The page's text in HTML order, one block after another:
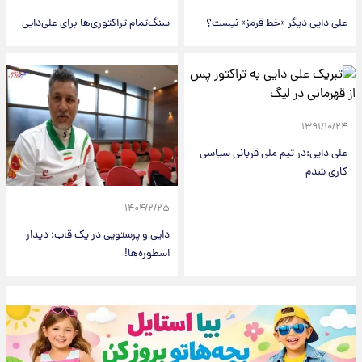
علی دایی دیگر «خط قرمز» نیست؟ سنگ‌تمام تراکتوری‌ها برای علی‌دایی
۱۳۹۱/۱۰/۲۴
علی دایی:در تیم ملی قربانی سیاسی
کاری شدم
۱۴۰۴/۲/۲۵
دایی و پرستویی در یک قاب؛ دیدار
اسطوره‌ها!